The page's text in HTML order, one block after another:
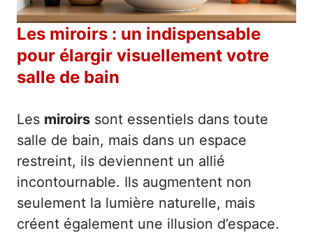
Les miroirs : un indispensable
pour élargir visuellement votre
salle de bain
Les miroirs sont essentiels dans toute
salle de bain, mais dans un espace
restreint, ils deviennent un allié
incontournable. Ils augmentent non
seulement la lumière naturelle, mais
créent également une illusion d’espace.